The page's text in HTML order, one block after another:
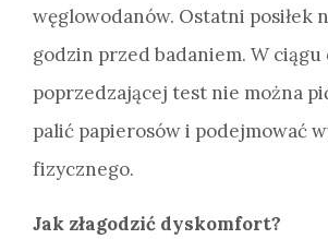
węglowodanów. Ostatni posiłek
godzin przed badaniem. W ciągu
poprzedzającej test nie można
palić papierosów i podejmować
fizycznego.
Jak złagodzić dyskomfort?